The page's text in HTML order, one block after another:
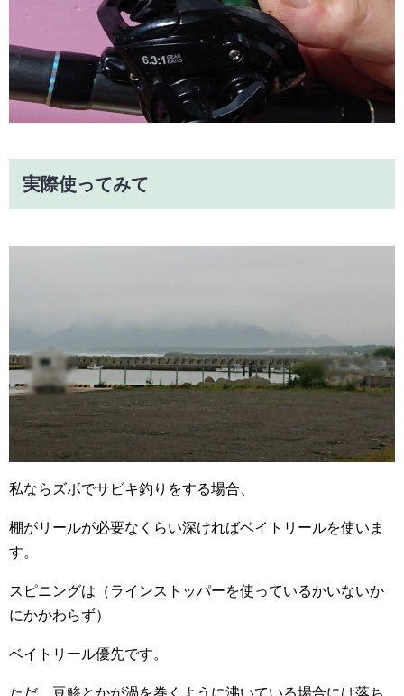
実際使ってみて
私ならズボでサビキ釣りをする場合、
棚がリールが必要なくらい深ければベイトリールを使いま
す。
スピニングは（ラインストッパーを使っているかいないか
にかかわらず）
ベイトリール優先です。